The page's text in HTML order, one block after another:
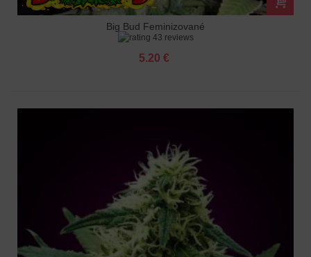
Big Bud Feminizované
43 reviews
5.20 €